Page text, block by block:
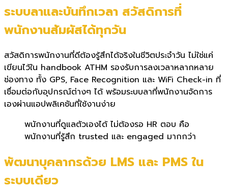
ระบบลาและบันทึกเวลา สวัสดิการที่
พนักงานสัมผัสได้ทุกวัน
สวัสดิการพนักงานที่ดีต้องรู้สึกได้จริงในชีวิตประจำวัน ไม่ใช่แค่
เขียนไว้ใน handbook ATHM รองรับการลงเวลาหลากหลาย
ช่องทาง ทั้ง GPS, Face Recognition และ WiFi Check-in ที่
เชื่อมต่อกับอุปกรณ์ต่างๆ ได้ พร้อมระบบลาที่พนักงานจัดการ
เองผ่านแอปพลิเคชันที่ใช้งานง่าย
พนักงานที่ดูแลตัวเองได้ ไม่ต้องรอ HR ตอบ คือ
พนักงานที่รู้สึก trusted และ engaged มากกว่า
พัฒนาบุคลากรด้วย LMS และ PMS ใน
ระบบเดียว